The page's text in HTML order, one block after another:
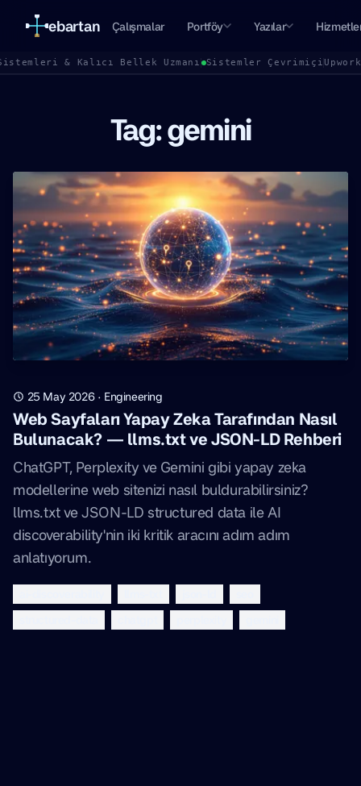
ebartan Çalışmalar Portföy Yazılar
& Kalıcı Bellek Uzmanı Sistemler Çevrimiçi
Tag: gemini
25 May 2026· Engineering
Web Sayfaları Yapay Zeka Tarafından Nasıl
Bulunacak? — llms.txt ve JSON-LD Rehberi
ChatGPT, Perplexity ve Gemini gibi yapay zeka
modellerine web sitenizi nasıl buldurabilirsiniz?
llms.txt ve JSON-LD structured data ile AI
discoverability'nin iki kritik aracını adım adım
anlatıyorum.